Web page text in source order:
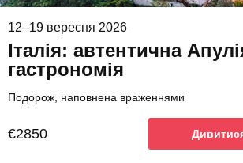
12–19 вересня 2026
Італія: автентична
гастрономія
Подорож, наповнена враженнями
€2850